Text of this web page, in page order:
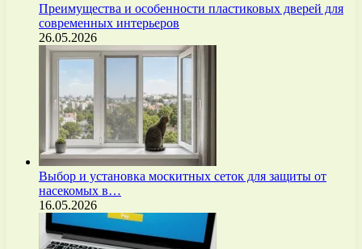
Преимущества и особенности пластиковых дверей для
современных интерьеров
26.05.2026
Выбор и установка москитных сеток для защиты от
насекомых в…
16.05.2026